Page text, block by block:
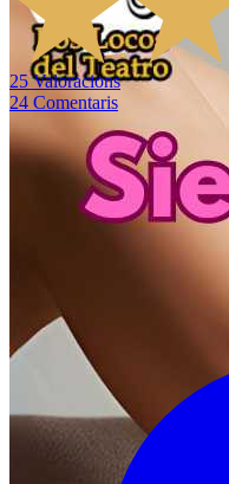
25 Valoracions
24 Comentaris